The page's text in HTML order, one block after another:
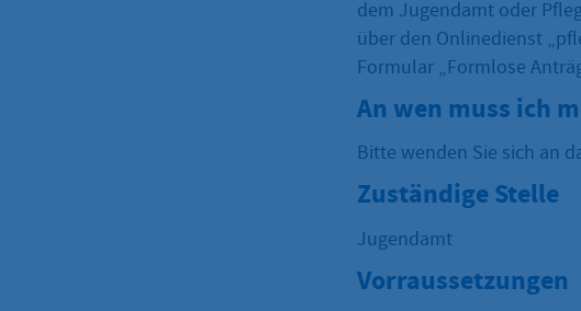
dem Jugendamt oder
über den Onlinedienst
Formular „Formlose
An wen muss ich
Bitte wenden Sie sich an
Zuständige Stelle
Jugendamt
Vorraussetzungen